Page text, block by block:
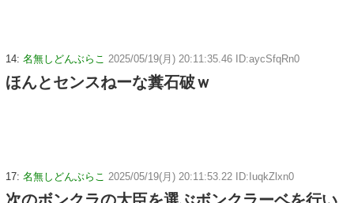
14: 名無しどんぶらこ 2025/05/19(月) 20:11:35.46 ID:aycSfqRn0
ほんとセンスねーな糞石破ｗ
17: 名無しどんぶらこ 2025/05/19(月) 20:11:53.22 ID:IuqkZlxn0